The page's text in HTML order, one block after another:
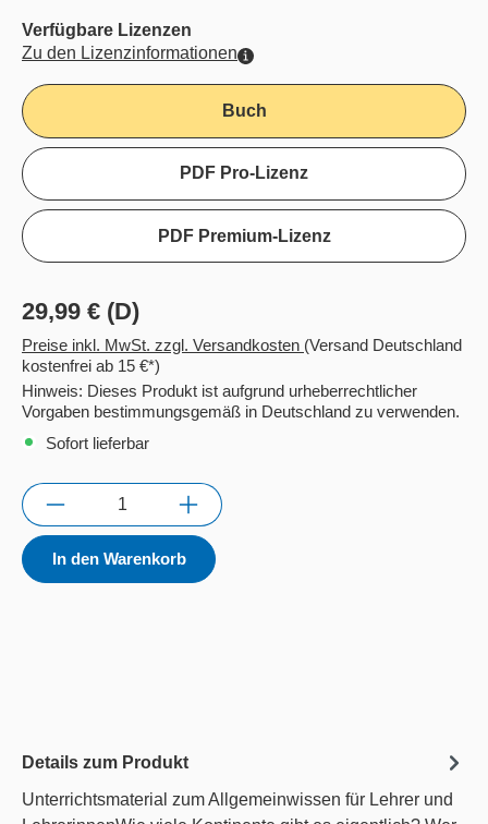
Verfügbare Lizenzen
Zu den Lizenzinformationen
Buch
PDF Pro-Lizenz
PDF Premium-Lizenz
29,99 € (D)
Preise inkl. MwSt. zzgl. Versandkosten (Versand Deutschland
kostenfrei ab 15 €*)
Hinweis: Dieses Produkt ist aufgrund urheberrechtlicher
Vorgaben bestimmungsgemäß in Deutschland zu verwenden.
Sofort lieferbar
Anzahl
In den Warenkorb
Details zum Produkt
Unterrichtsmaterial zum Allgemeinwissen für Lehrer und